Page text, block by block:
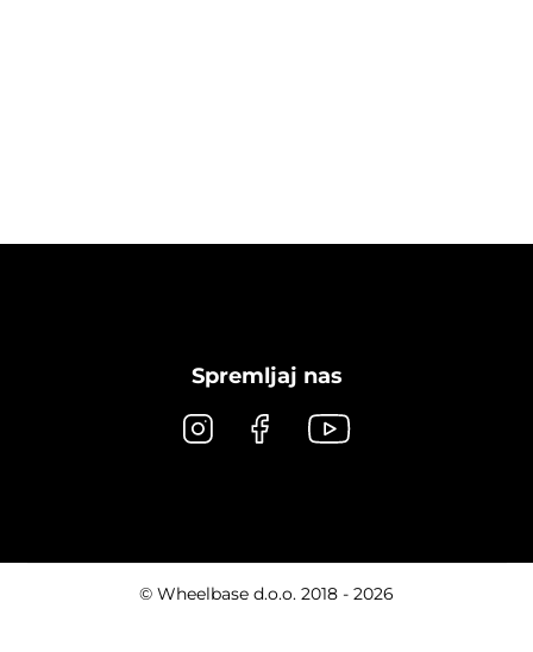
Spremljaj nas
© Wheelbase d.o.o. 2018 - 2026